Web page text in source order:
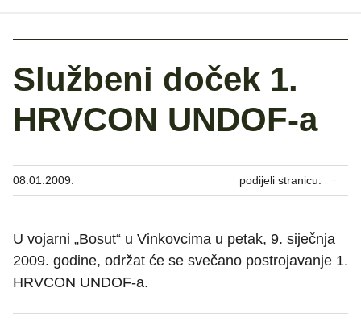
Službeni doček 1.
HRVCON UNDOF-a
08.01.2009. podijeli stranicu:
U vojarni „Bosut“ u Vinkovcima u petak, 9. siječnja
2009. godine, održat će se svečano postrojavanje 1.
HRVCON UNDOF-a.